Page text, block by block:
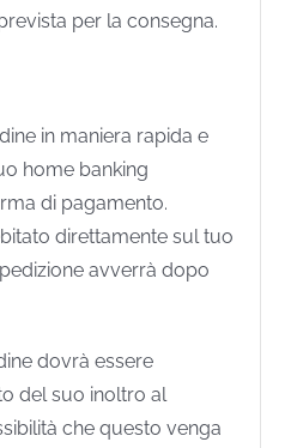
per la consegna.
in maniera rapida e
home banking
di pagamento.
direttamente sul tuo
avverrà dopo
dovrà essere
del suo inoltro al
che questo venga